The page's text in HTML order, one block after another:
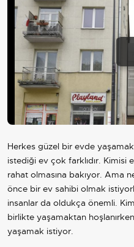
Herkes güzel bir evde
istediği ev çok farklıdır.
rahat olmasına bakıyor. Ama
önce bir ev sahibi olmak
insanlar da oldukça önemli.
birlikte yaşamaktan
yaşamak istiyor.